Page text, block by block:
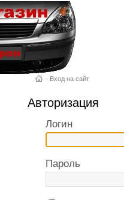
– Вход на сайт
Авторизация
Логин
Пароль